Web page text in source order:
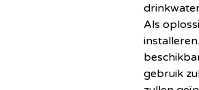
Als
gebruik